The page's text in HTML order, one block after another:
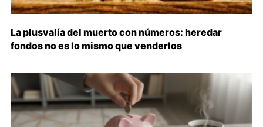
La plusvalía del muerto con números: heredar
fondos no es lo mismo que venderlos